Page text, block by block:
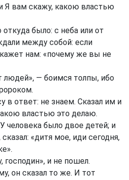
Я вам скажу, какою властью
было: с неба или от
между собой: если
нам: «почему же вы не
людей», — боимся толпы, ибо
в ответ: не знаем. Сказал им и
властью это делаю.
человека было двое детей; и
«дитя мое, иди сегодня,
и не пошел.
он сказал то же. И тот